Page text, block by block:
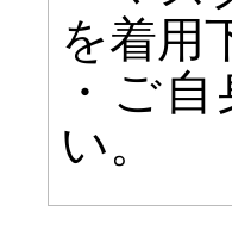
を着用
・ご
い。